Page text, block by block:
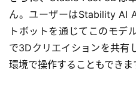
ん。ユーザーはStability AI
トボットを通じてこのモデ
で3Dクリエイションを共有
環境で操作することもできま